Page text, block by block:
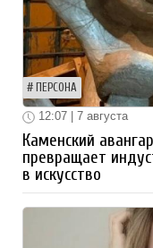
ПЕРСОНА
12:07 | 7 августа
Каменский
превращает
в искусство